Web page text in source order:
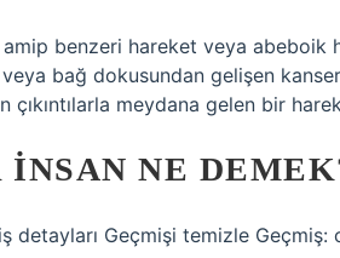
benzeri hareket veya abeboik
bağ dokusundan gelişen
çıkıntılarla meydana gelen bir
NE
detayları Geçmişi temizle Geçmiş: